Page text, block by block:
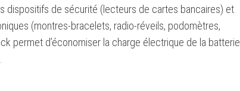
dispositifs de sécurité (lecteurs de cartes bancaires) et
(montres-bracelets, radio-réveils, podomètres,
permet d’économiser la charge électrique de la batterie